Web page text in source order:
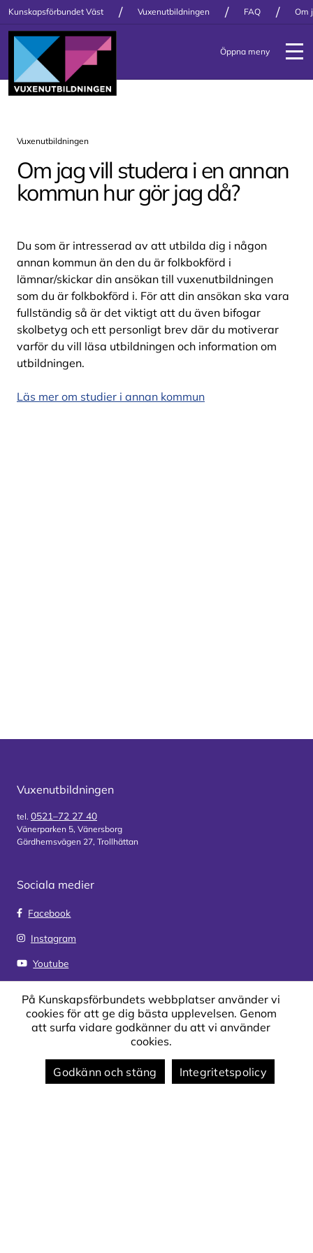
Kunskapsförbundet Väst / Vuxenutbildningen / FAQ / Om
Öppna meny
Vuxenutbildningen
Om jag vill studera i en annan
kommun hur gör jag då?
Du som är intresserad av att utbilda dig i någon
annan kommun än den du är folkbokförd i
lämnar/skickar din ansökan till vuxenutbildningen
som du är folkbokförd i. För att din ansökan ska vara
fullständig så är det viktigt att du även bifogar
skolbetyg och ett personligt brev där du motiverar
varför du vill läsa utbildningen och information om
utbildningen.
Läs mer om studier i annan kommun
Vuxenutbildningen
tel. 0521–72 27 40
Vänerparken 5, Vänersborg
Gärdhemsvägen 27, Trollhättan
Sociala medier
Facebook
Instagram
Youtube
Genvägar
Kontakta oss
Sjukanmälan och vård av barn
På Kunskapsförbundets webbplatser använder vi
cookies för att ge dig bästa upplevelsen. Genom
att surfa vidare godkänner du att vi använder
cookies.
Godkänn och stäng Integritetspolicy